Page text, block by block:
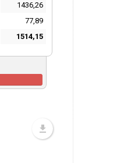
1436,26
77,89
1514,15